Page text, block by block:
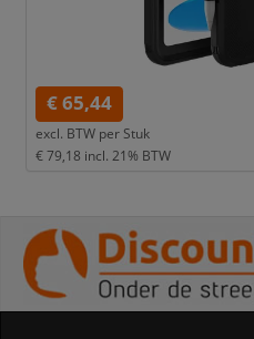
€ 65,44
excl. BTW per Stuk
€ 79,18 incl. 21% BTW